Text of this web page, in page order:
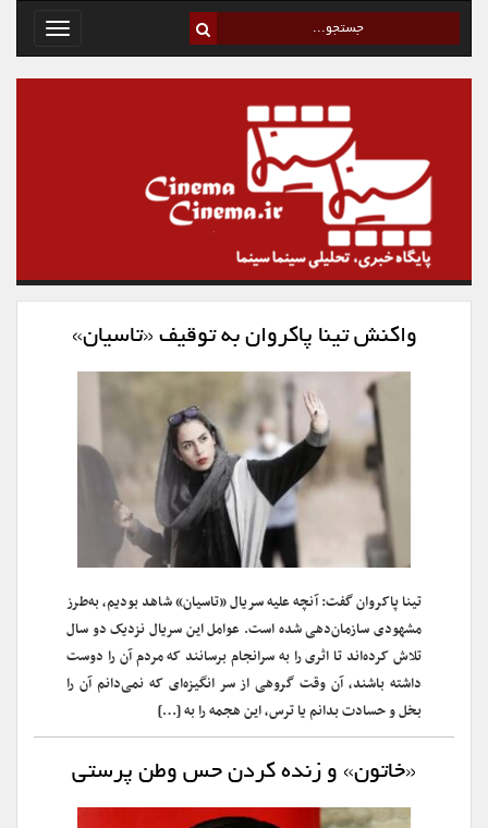
Toggle
واکنش تینا پاکروان به توقیف «تاسیان»
تینا پاکروان گفت: آنچه علیه سریال «تاسیان» شاهد بودیم، به‌طرز
مشهودی سازمان‌دهی شده است. عوامل این سریال نزدیک دو سال
تلاش کرده‌اند تا اثری را به سرانجام برسانند که مردم آن را دوست
داشته باشند، آن وقت گروهی از سر انگیزه‌ای که نمی‌دانم آن را
بخل و حسادت بدانم یا ترس، این هجمه را به […]
«خاتون» و زنده کردن حس وطن پرستی